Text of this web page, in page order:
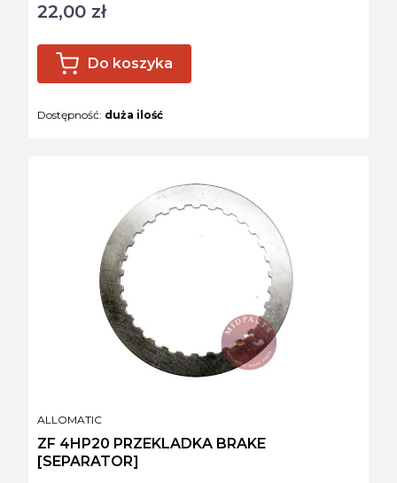
Cena
22,00 zł
Do koszyka
Dostępność: duża ilość
ZF 4HP20 PRZEKLADKA BRAKE
[SEPARATOR]
PRODUCENT
ALLOMATIC